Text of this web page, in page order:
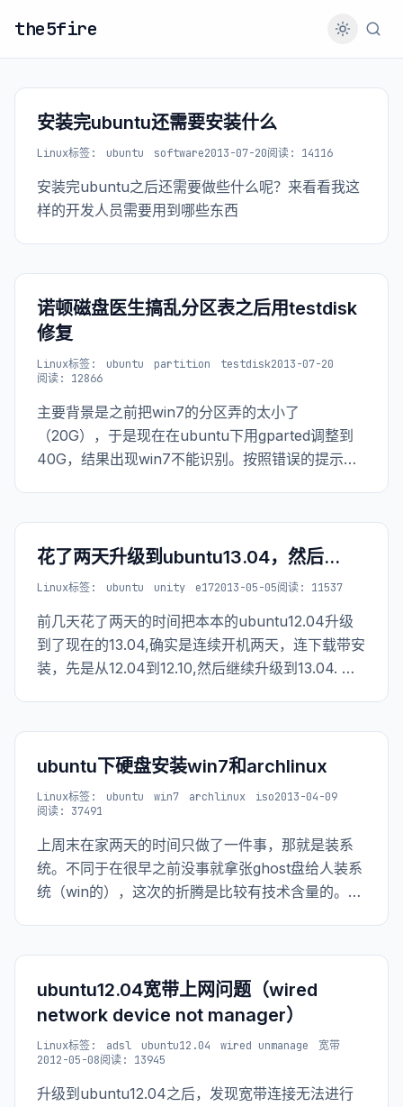
the5fire
安装完ubuntu还需要安装什么
Linux标签: ubuntu software2013-07-20阅读: 14116
安装完ubuntu之后还需要做些什么呢？来看看我这
样的开发人员需要用到哪些东西
诺顿磁盘医生搞乱分区表之后用testdisk
修复
Linux标签: ubuntu partition testdisk2013-07-20
阅读: 12866
主要背景是之前把win7的分区弄的太小了
（20G），于是现在在ubuntu下用gparted调整到
40G，结果出现win7不能识别。按照错误的提示，
花了两天升级到ubuntu13.04，然后...
Linux标签: ubuntu unity e172013-05-05阅读: 11537
前几天花了两天的时间把本本的ubuntu12.04升级
到了现在的13.04,确实是连续开机两天，连下载带安
装，先是从12.04到12.10,然后继续升级到13.04. 然
ubuntu下硬盘安装win7和archlinux
Linux标签: ubuntu win7 archlinux iso2013-04-09
阅读: 37491
上周末在家两天的时间只做了一件事，那就是装系
统。不同于在很早之前没事就拿张ghost盘给人装系
统（win的），这次的折腾是比较有技术含量的。整
grub引导系统，通过硬盘安装系统，还有就是原来
卡托（或说读卡器）里面是有芯片的（之前一直以
ubuntu12.04宽带上网问题（wired
network device not manager）
Linux标签: adsl ubuntu12.04 wired unmanage
宽带
2012-05-08阅读: 13945
升级到ubuntu12.04之后，发现宽带连接无法进行